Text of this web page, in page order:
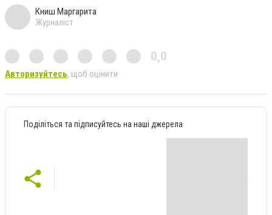
Книш Маргарита
Журналіст
0,0
Авторизуйтесь, щоб оцінити
Поділіться та підписуйтесь на наші джерела